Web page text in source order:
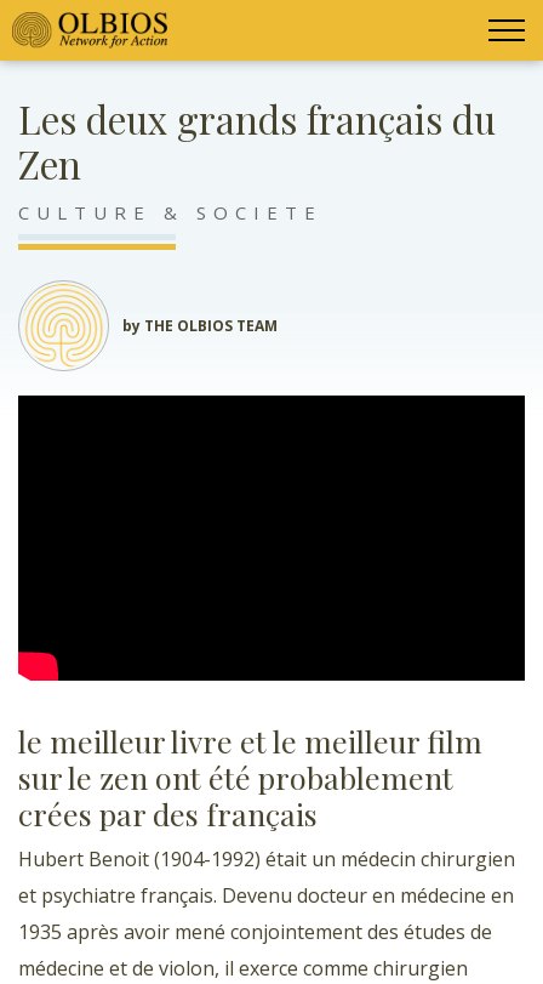
Les deux grands français du
Zen
CULTURE & SOCIETE
by THE OLBIOS TEAM
le meilleur livre et le meilleur film
sur le zen ont été probablement
crées par des français
Hubert Benoit (1904-1992) était un médecin chirurgien
et psychiatre français. Devenu docteur en médecine en
1935 après avoir mené conjointement des études de
médecine et de violon, il exerce comme chirurgien